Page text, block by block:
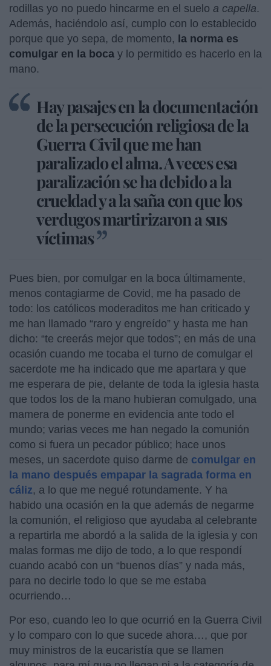
rodillas yo no puedo hincarme en el suelo a capella.
Además, haciéndolo así, cumplo con lo establecido
porque que yo sepa, de momento, la norma es
comulgar en la boca y lo permitido es hacerlo en la
mano.
Hay pasajes en la documentación
de la persecución religiosa de la
Guerra Civil que me han
paralizado el alma. A veces esa
paralización se ha debido a la
crueldad y a la saña con que los
verdugos martirizaron a sus
víctimas
Pues bien, por comulgar en la boca últimamente,
menos contagiarme de Covid, me ha pasado de
todo: los católicos moderaditos me han criticado y
me han llamado “raro y engreído” y hasta me han
dicho: “te creerás mejor que todos”; en más de una
ocasión cuando me tocaba el turno de comulgar el
sacerdote me ha indicado que me apartara y que
me esperara de pie, delante de toda la iglesia hasta
que todos los de la mano hubieran comulgado, una
mamera de ponerme en evidencia ante todo el
mundo; varias veces me han negado la comunión
como si fuera un pecador público; hace unos
meses, un sacerdote quiso darme de comulgar en
la mano después empapar la sagrada forma en
cáliz, a lo que me negué rotundamente. Y ha
habido una ocasión en la que además de negarme
la comunión, el religioso que ayudaba al celebrante
a repartirla me abordó a la salida de la iglesia y con
malas formas me dijo de todo, a lo que respondí
cuando acabó con un “buenos días” y nada más,
para no decirle todo lo que se me estaba
ocurriendo…
Por eso, cuando leo lo que ocurrió en la Guerra Civil
y lo comparo con lo que sucede ahora…, que por
muy ministros de la eucaristía que se llamen